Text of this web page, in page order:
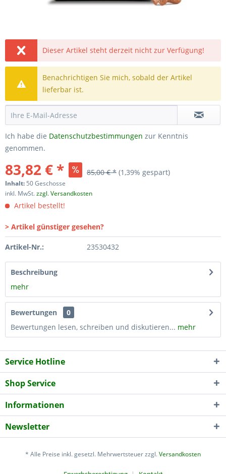
Dieser Artikel steht derzeit nicht zur Verfügung!
Benachrichtigen Sie mich, sobald der Artikel
lieferbar ist.
Ich habe die Datenschutzbestimmungen zur Kenntnis
genommen.
83,82 € * 85,00 € * (1,39% gespart)
Inhalt: 50 Geschosse
inkl. MwSt.zzgl. Versandkosten
Artikel bestellt!
> Artikel günstiger gesehen?
Artikel-Nr.: 23530432
Beschreibung
mehr
Bewertungen
0
Bewertungen lesen, schreiben und diskutieren... mehr
Service Hotline
Shop Service
Informationen
Newsletter
* Alle Preise inkl. gesetzl. Mehrwertsteuer zzgl.Versandkosten